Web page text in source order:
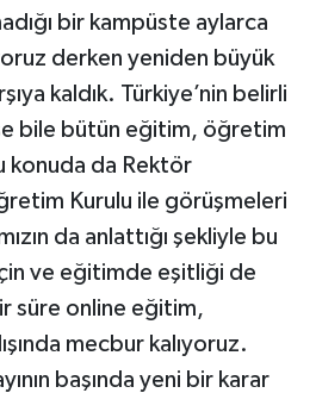
bir kampüste aylarca
derken yeniden büyük
kaldık. Türkiye’nin belirli
bile bütün eğitim, öğretim
konuda da Rektör
Kurulu ile görüşmeleri
da anlattığı şekliyle bu
ve eğitimde eşitliği de
süre online eğitim,
mecbur kalıyoruz.
başında yeni bir karar